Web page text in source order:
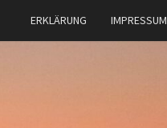
ERKLÄRUNG IMPRESSUM